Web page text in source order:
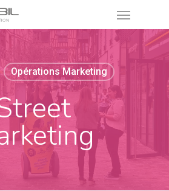
Opérations Marketing